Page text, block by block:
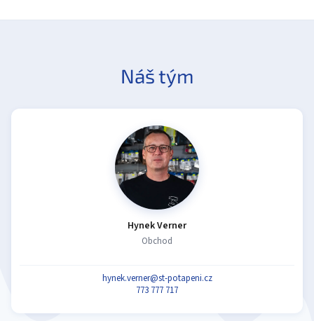
Náš tým
Hynek Verner
Obchod
hynek.verner@st-potapeni.cz
773 777 717